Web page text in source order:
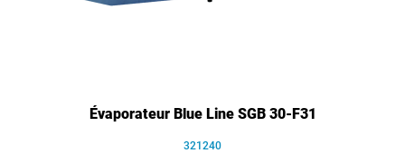
Évaporateur Blue Line SGB 30-F31
321240